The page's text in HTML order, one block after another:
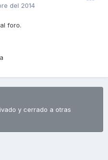
del 2014
foro.
y cerrado a otras